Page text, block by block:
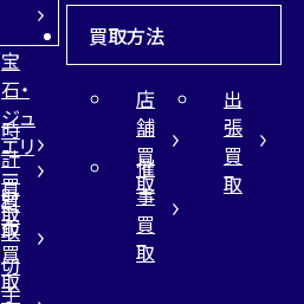
宝
石・
ジュ
エリ
ー
買
取
時
計
買
取
財
布
買
取
切
手
買取方法
店
舗
買
取
出
張
買
取
催
事
買
取